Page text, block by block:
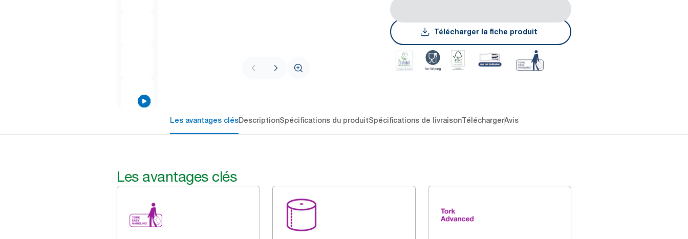
Télécharger la fiche produit
Les avantages clésDescriptionSpécifications du produitSpécifications de livraisonTéléchargerAvis
Les avantages clés